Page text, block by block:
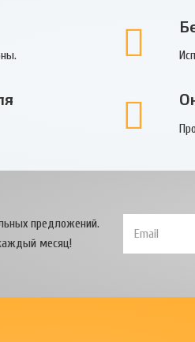
предложений.
месяц!